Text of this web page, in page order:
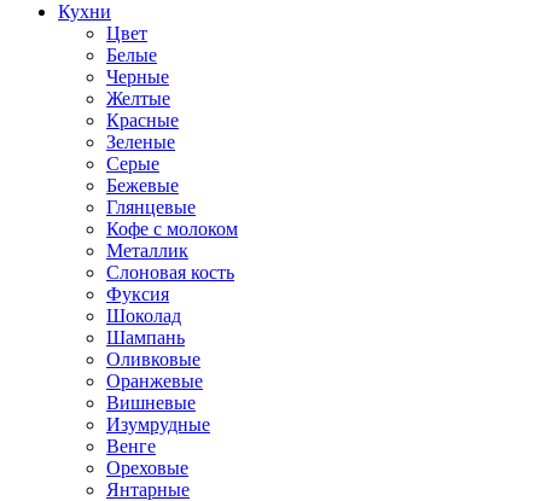
Кухни
Цвет
Белые
Черные
Желтые
Красные
Зеленые
Серые
Бежевые
Глянцевые
Кофе с молоком
Металлик
Слоновая кость
Фуксия
Шоколад
Шампань
Оливковые
Оранжевые
Вишневые
Изумрудные
Венге
Ореховые
Янтарные